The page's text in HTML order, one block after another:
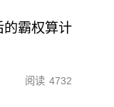
的霸权算计
阅读 4732